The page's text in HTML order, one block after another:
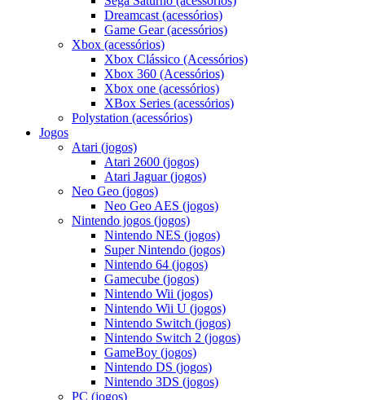
Dreamcast (acessórios)
Game Gear (acessórios)
Xbox (acessórios)
Xbox Clássico (Acessórios)
Xbox 360 (Acessórios)
Xbox one (acessórios)
XBox Series (acessórios)
Polystation (acessórios)
Jogos
Atari (jogos)
Atari 2600 (jogos)
Atari Jaguar (jogos)
Neo Geo (jogos)
Neo Geo AES (jogos)
Nintendo jogos (jogos)
Nintendo NES (jogos)
Super Nintendo (jogos)
Nintendo 64 (jogos)
Gamecube (jogos)
Nintendo Wii (jogos)
Nintendo Wii U (jogos)
Nintendo Switch (jogos)
Nintendo Switch 2 (jogos)
GameBoy (jogos)
Nintendo DS (jogos)
Nintendo 3DS (jogos)
PC (jogos)